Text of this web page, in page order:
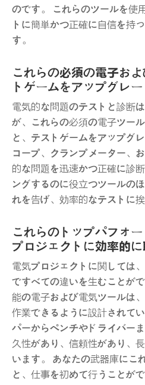
のです。 これらのツールを使
トに簡単かつ正確に自信を持
す。
これらの必須の電子お
トゲームをアップグレー
電気的な問題のテストと診断
が、これらの必須の電子ツー
と、テストゲームをアップグ
コープ、クランプメーター、
的な問題を迅速かつ正確に診
ングするのに役立つツールの
れを告げ、効率的なテストに挨
これらのトップパフォ
プロジェクトに効率的
電気プロジェクトに関しては
ですべての違いを生むことが
能の電子および電気ツールは
作業できるように設計されて
パーからペンチやドライバー
久性があり、信頼性があり、
います。 あなたの武器庫にこ
と、仕事を初めて行うことがで